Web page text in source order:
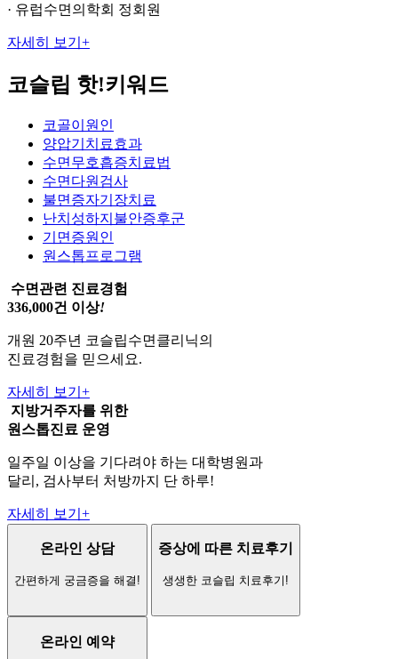
· 유럽수면의학회 정회원
자세히 보기 +
코슬립 핫!키워드
코골이원인
양압기치료효과
수면무호흡증치료법
수면다원검사
불면증자기장치료
난치성하지불안증후군
기면증원인
원스톱프로그램
수면관련 진료경험
336,000건 이상!
개원 20주년 코슬립수면클리닉의
진료경험을 믿으세요.
자세히 보기 +
지방거주자를 위한
원스톱진료 운영
일주일 이상을 기다려야 하는 대학병원과
달리, 검사부터 처방까지 단 하루!
자세히 보기 +
온라인 상담
간편하게 궁금증을 해결!
증상에 따른 치료후기
생생한 코슬립 치료후기!
온라인 예약